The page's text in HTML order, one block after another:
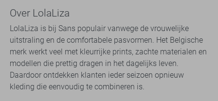
Over LolaLiza
LolaLiza is bij Sans populair vanwege de vrouwelijke
uitstraling en de comfortabele pasvormen. Het Belgische
merk werkt veel met kleurrijke prints, zachte materialen en
modellen die prettig dragen in het dagelijks leven.
Daardoor ontdekken klanten ieder seizoen opnieuw
kleding die eenvoudig te combineren is.